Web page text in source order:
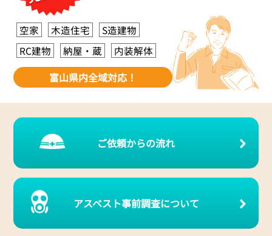
空家 木造住宅
S造建物
RC建物
納屋・蔵 内装解体
富山県内全域対応！
ご依頼からの流れ
アスベスト事前調査について